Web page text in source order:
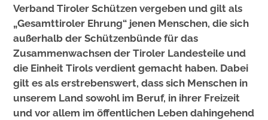
Verband Tiroler Schützen vergeben und gilt als
„Gesamttiroler Ehrung“ jenen Menschen, die sich
außerhalb der Schützenbünde für das
Zusammenwachsen der Tiroler Landesteile und
die Einheit Tirols verdient gemacht haben. Dabei
gilt es als erstrebenswert, dass sich Menschen in
unserem Land sowohl im Beruf, in ihrer Freizeit
und vor allem im öffentlichen Leben dahingehend